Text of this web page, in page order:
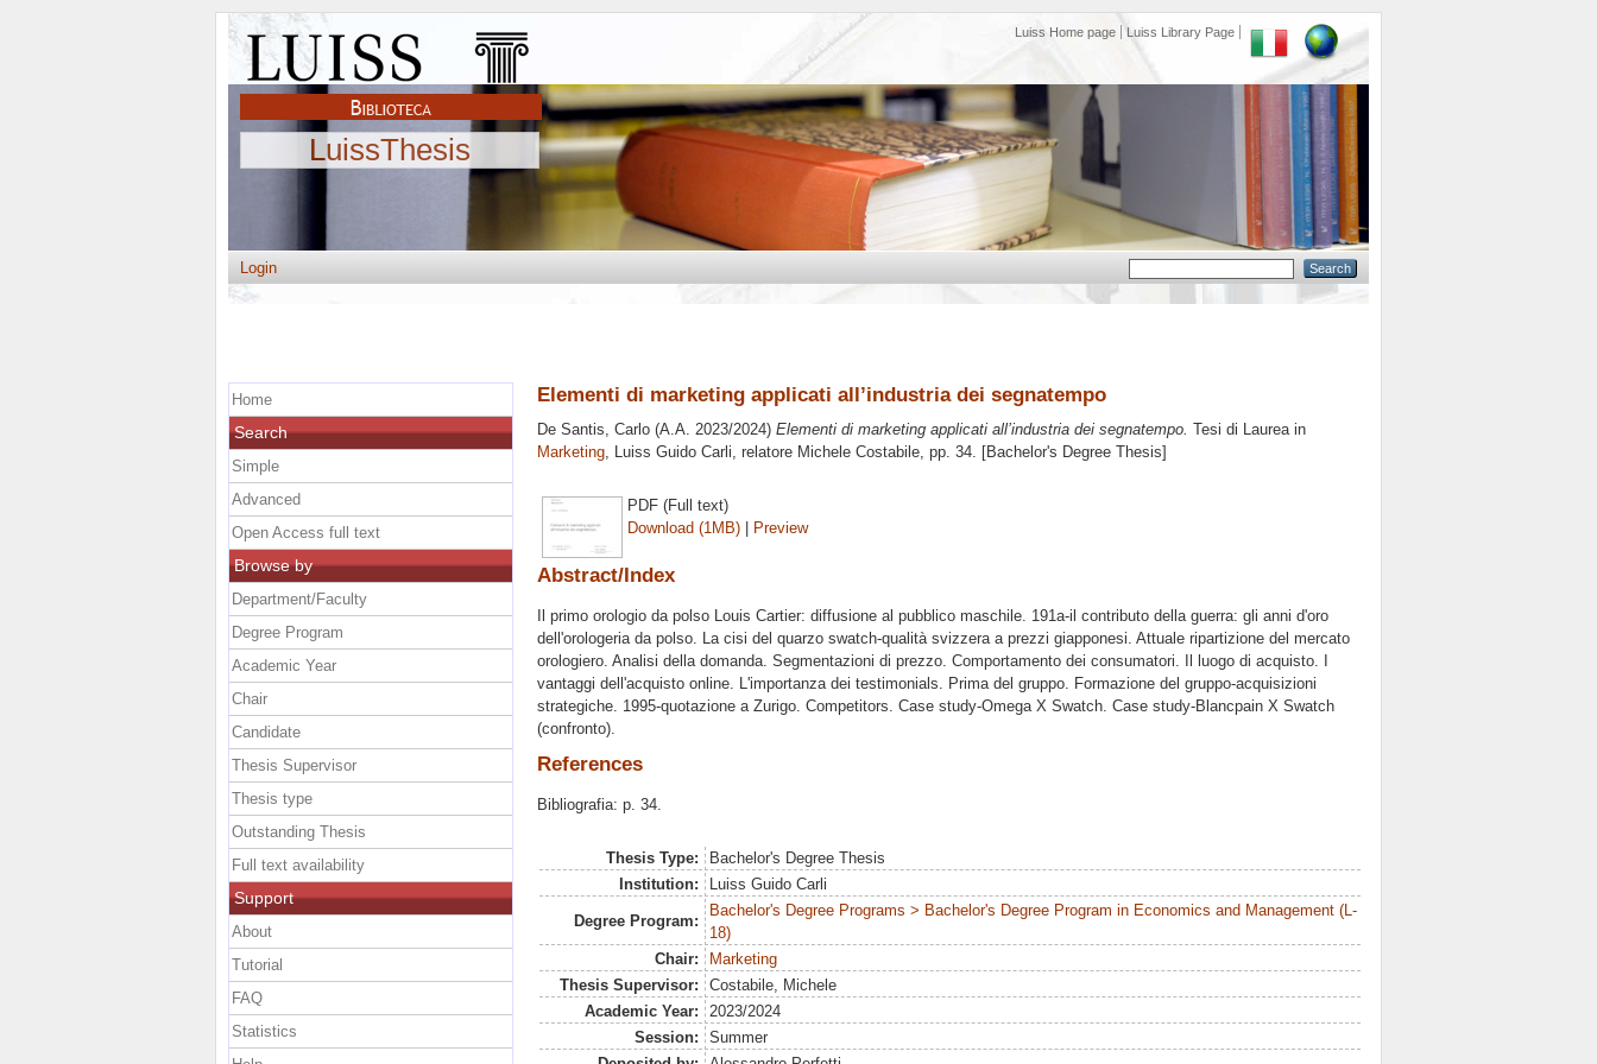
Luiss Home page Luiss Library Page
LuissThesis
Login
Elementi di marketing applicati all’industria dei segnatempo
De Santis, Carlo (A.A. 2023/2024) Elementi di marketing applicati all’industria dei segnatempo. Tesi di Laurea in
Marketing, Luiss Guido Carli, relatore Michele Costabile, pp. 34. [Bachelor's Degree Thesis]
PDF (Full text)
Download (1MB) | Preview
Abstract/Index
Il primo orologio da polso Louis Cartier: diffusione al pubblico maschile. 191a-il contributo della guerra: gli anni d'oro
dell'orologeria da polso. La cisi del quarzo swatch-qualità svizzera a prezzi giapponesi. Attuale ripartizione del mercato
orologiero. Analisi della domanda. Segmentazioni di prezzo. Comportamento dei consumatori. Il luogo di acquisto. I
vantaggi dell'acquisto online. L'importanza dei testimonials. Prima del gruppo. Formazione del gruppo-acquisizioni
strategiche. 1995-quotazione a Zurigo. Competitors. Case study-Omega X Swatch. Case study-Blancpain X Swatch
(confronto).
References
Bibliografia: p. 34.
Thesis Type:
Bachelor's Degree Thesis
Institution:
Luiss Guido Carli
Degree Program:
Bachelor's Degree Programs > Bachelor's Degree Program in Economics and Management (L-
18)
Chair:
Marketing
Thesis Supervisor:
Costabile, Michele
Academic Year:
2023/2024
Session:
Summer
Home
Search
Simple
Advanced
Open Access full text
Browse by
Department/Faculty
Degree Program
Academic Year
Chair
Candidate
Thesis Supervisor
Thesis type
Outstanding Thesis
Full text availability
Support
About
Tutorial
FAQ
Statistics